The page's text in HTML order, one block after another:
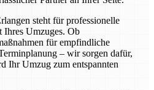
steht für professionelle
Ihres Umzuges. Ob
für empfindliche
– wir sorgen dafür,
Ihr Umzug zum entspannten